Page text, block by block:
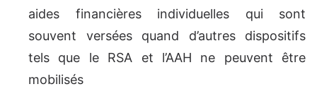
aides financières individuelles qui sont
souvent versées quand d’autres dispositifs
tels que le RSA et l’AAH ne peuvent être
mobilisés